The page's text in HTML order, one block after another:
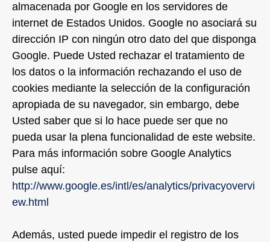
almacenada por Google en los servidores de
internet de Estados Unidos. Google no asociará su
dirección IP con ningún otro dato del que disponga
Google. Puede Usted rechazar el tratamiento de
los datos o la información rechazando el uso de
cookies mediante la selección de la configuración
apropiada de su navegador, sin embargo, debe
Usted saber que si lo hace puede ser que no
pueda usar la plena funcionalidad de este website.
Para más información sobre Google Analytics
pulse aquí:
http://www.google.es/intl/es/analytics/privacyovervi
ew.html
Además, usted puede impedir el registro de los